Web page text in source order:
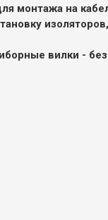
монтажа на
вилки -